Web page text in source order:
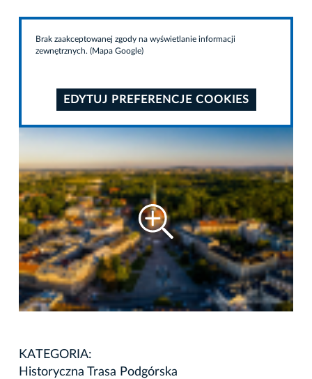
Brak zaakceptowanej zgody na wyświetlanie informacji
zewnętrznych. (Mapa Google)
EDYTUJ PREFERENCJE COOKIES
KATEGORIA:
Historyczna Trasa Podgórska